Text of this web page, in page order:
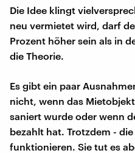
Die Idee klingt
neu vermietet wird, darf
Prozent höher sein als in
die Theorie.
Es gibt ein paar
nicht, wenn das
saniert wurde oder wenn
bezahlt hat. Trotzdem -
funktionieren. Sie tut es